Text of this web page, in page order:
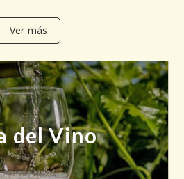
Ver más
del Vino